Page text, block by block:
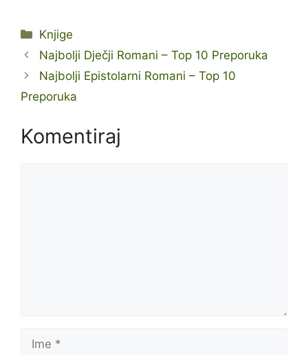
Kategorije
Knjige
Najbolji Dječji Romani – Top 10 Preporuka
Najbolji Epistolarni Romani – Top 10
Preporuka
Komentiraj